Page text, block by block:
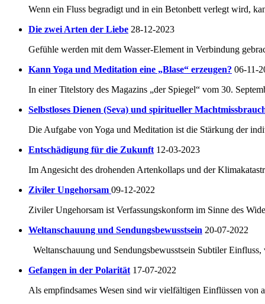
Wenn ein Fluss begradigt und in ein Betonbett verlegt wird,
Die zwei Arten der Liebe 28-12-2023
Gefühle werden mit dem Wasser-Element in Verbindung
Kann Yoga und Meditation eine „Blase“ erzeugen? 06-11-
In einer Titelstory des Magazins „der Spiegel“ vom 30.
Selbstloses Dienen (Seva) und spiritueller
Die Aufgabe von Yoga und Meditation ist die Stärkung der
Entschädigung für die Zukunft 12-03-2023
Im Angesicht des drohenden Artenkollaps und der
Ziviler Ungehorsam 09-12-2022
Ziviler Ungehorsam ist Verfassungskonform im Sinne des
Weltanschauung und Sendungsbewusstsein 20-07-2022
Weltanschauung und Sendungsbewusstsein Subtiler
Gefangen in der Polarität 17-07-2022
Als empfindsames Wesen sind wir vielfältigen Einflüssen von